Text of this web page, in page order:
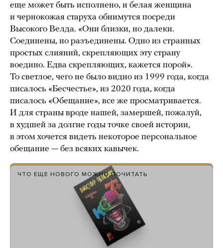
еще может быть исполнено, и белая женщина
и чернокожая старуха обнимутся посреди
Высокого Велда. «Они близки, но далеки.
Соединены, но разъединены. Одно из странных
простых слияний, скрепляющих эту страну
воедино. Едва скрепляющих, кажется порой».
То светлое, чего не было видно из 1999 года, когда
писалось «Бесчестье», из 2020 года, когда
писалось «Обещание», все же просматривается.
И для страны вроде нашей, замершей, пожалуй,
в худшей за долгие годы точке своей истории,
в этом хочется видеть некоторое персональное
обещание — без всяких кавычек.
ЧТО ЕЩЕ НОВОГО МОЖНО ПОЧИТАТЬ